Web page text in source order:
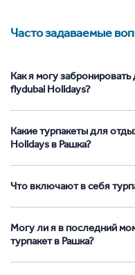
Часто задаваемые
Как я могу
flydubai Holidays?
Какие турпакеты для
Holidays в Рашка?
Что включают в себя
Могу ли я в последний
турпакет в Рашка?